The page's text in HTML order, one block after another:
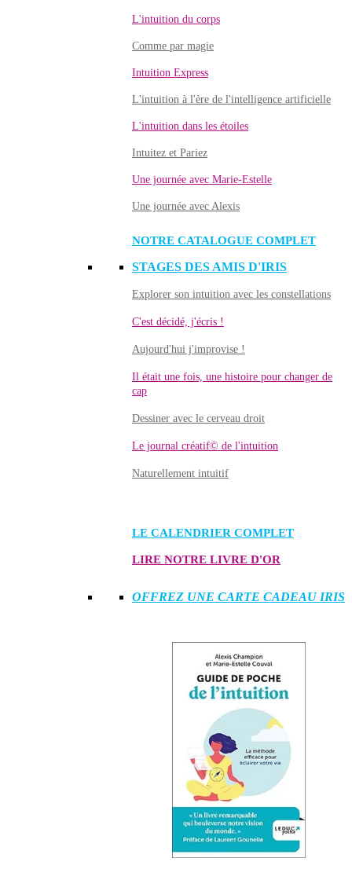
L'intuition du corps
Comme par magie
Intuition Express
L'intuition à l'ère de l'intelligence artificielle
L'intuition dans les étoiles
Intuitez et Pariez
Une journée avec Marie-Estelle
Une journée avec Alexis
NOTRE CATALOGUE COMPLET
STAGES DES AMIS D'IRIS
Explorer son intuition avec les constellations
C'est décidé, j'écris !
Aujourd'hui j'improvise !
Il était une fois, une histoire pour changer de
cap
Dessiner avec le cerveau droit
Le journal créatif© de l'intuition
Naturellement intuitif
LE CALENDRIER COMPLET
LIRE NOTRE LIVRE D'OR
OFFREZ UNE CARTE CADEAU IRIS